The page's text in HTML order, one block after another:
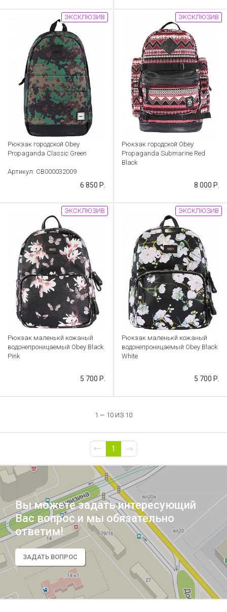
Рюкзак городской Obey
Propaganda Classic Green
Артикул: CB000032009
6 850 Р.
ЭКСКЛЮЗИВ
Рюкзак городской Obey
Propaganda Submarine Red
Black
8 000 Р.
ЭКСКЛЮЗИВ
Рюкзак маленькй кожаный
водонепроницаемый Obey Black
Pink
5 700 Р.
ЭКСКЛЮЗИВ
Рюкзак маленькй кожаный
водонепроницаемый Obey Black
White
5 700 Р.
ЭКСКЛЮЗИВ
1 — 10 ИЗ 10
1
Вы можете задать интересующий
Вас вопрос и мы обязательно
ответим!
ЗАДАТЬ ВОПРОС